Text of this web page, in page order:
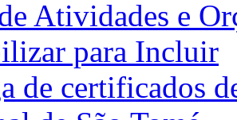
Atividades e
para Incluir
de certificados